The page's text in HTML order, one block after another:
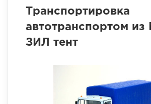
Транспортировка
автотранспортом из
ЗИЛ тент